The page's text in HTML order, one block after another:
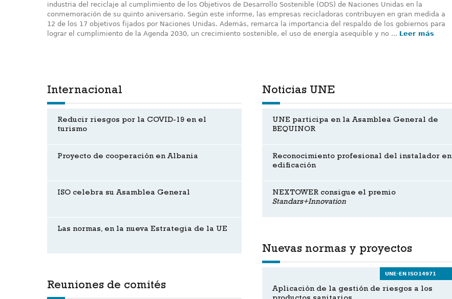
industria del reciclaje al cumplimiento de los Objetivos de Desarrollo Sostenible (ODS) de Naciones Unidas en la
conmemoración de su quinto aniversario. Según este informe, las empresas recicladoras contribuyen en gran medida a
12 de los 17 objetivos fijados por Naciones Unidas. Además, remarca la importancia del respaldo de los gobiernos para
lograr el cumplimiento de la Agenda 2030, un crecimiento sostenible, el uso de energía asequible y no ... Leer más
Internacional
Reducir riesgos por la COVID-19 en el
turismo
Proyecto de cooperación en Albania
ISO celebra su Asamblea General
Las normas, en la nueva Estrategia de la UE
Reuniones de comités
Noticias UNE
UNE participa en la Asamblea General de
BEQUINOR
Reconocimiento profesional del instalador en
edificación
NEXTOWER consigue el premio
Standars+Innovation
Nuevas normas y proyectos
UNE-EN ISO14971
Aplicación de la gestión de riesgos a los